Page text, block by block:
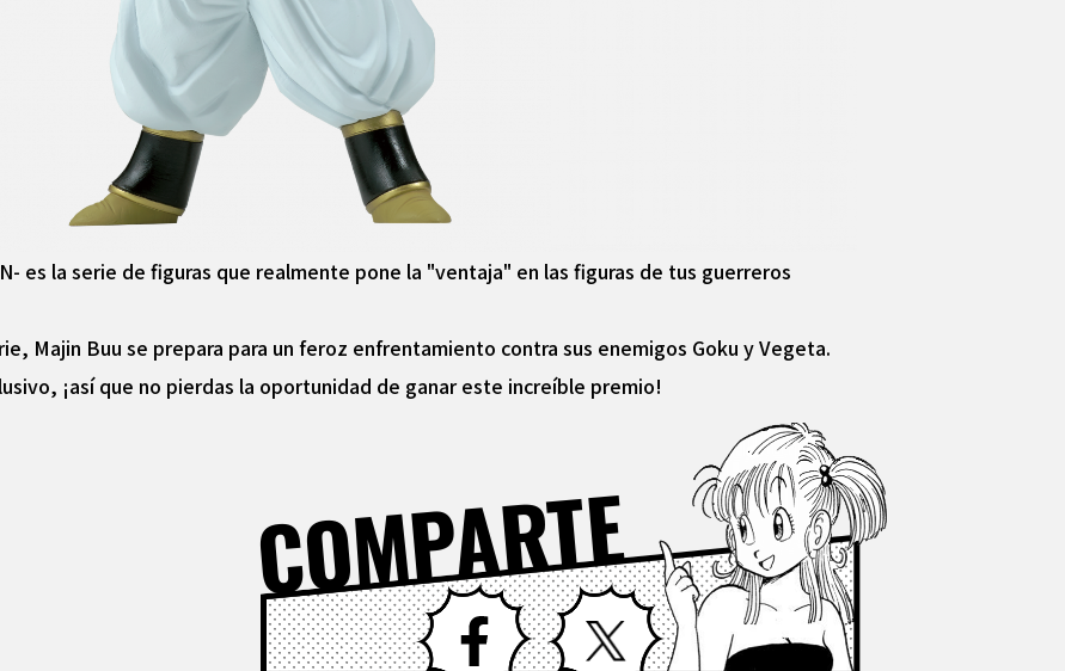
es la serie de figuras que realmente pone la "ventaja" en las figuras de tus guerreros
Majin Buu se prepara para un feroz enfrentamiento contra sus enemigos Goku y Vegeta.
¡así que no pierdas la oportunidad de ganar este increíble premio!
COMPARTE
Facebook X